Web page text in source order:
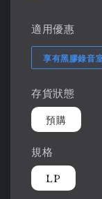
適用優惠
享有黑膠錄音
存貨狀態
預購
規格
LP